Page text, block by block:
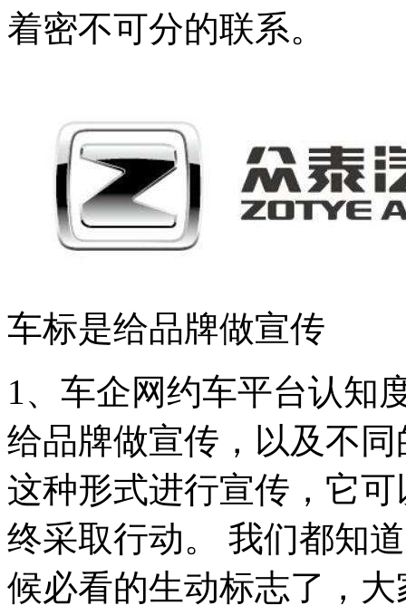
着密不可分的联系。
车标是给品牌做宣传
1、车企网约车平台认知
给品牌做宣传，以及不
这种形式进行宣传，它
终采取行动。 我们都知
候必看的生动标志了，